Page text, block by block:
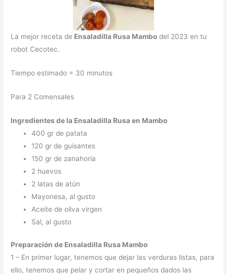
La mejor receta de Ensaladilla Rusa Mambo del 2023 en tu
robot Cecotec.
Tiempo estimado = 30 minutos
Para 2 Comensales
Ingredientes de la Ensaladilla Rusa en Mambo
400 gr de patata
120 gr de guisantes
150 gr de zanahoria
2 huevos
2 latas de atún
Mayonesa, al gusto
Aceite de oliva virgen
Sal, al gusto
Preparación de Ensaladilla Rusa Mambo
1 – En primer lugar, tenemos que dejar las verduras listas, para
ello, tenemos que pelar y cortar en pequeños dados las